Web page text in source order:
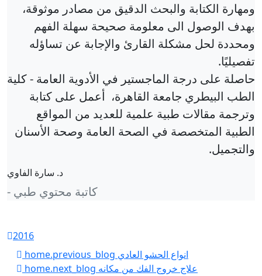
ومهارة الكتابة والبحث الدقيق من مصادر موثوقة،
بهدف الوصول الى معلومة صحيحة سهلة الفهم
ومحددة لحل مشكلة القارئ والإجابة عن تساؤله
تفصيليًا.
حاصلة على درجة الماجستير في الأدوية العامة - كلية
الطب البيطري جامعة القاهرة، أعمل على كتابة
وترجمة مقالات طبية علمية للعديد من المواقع
الطبية المتخصصة في الصحة العامة وصحة الأسنان
والتجميل.
د. سارة الفاوي
- كاتبة محتوي طبي
2016
home.previous_blog انواع الحشو العادي
home.next_blog علاج خروج الفك من مكانه